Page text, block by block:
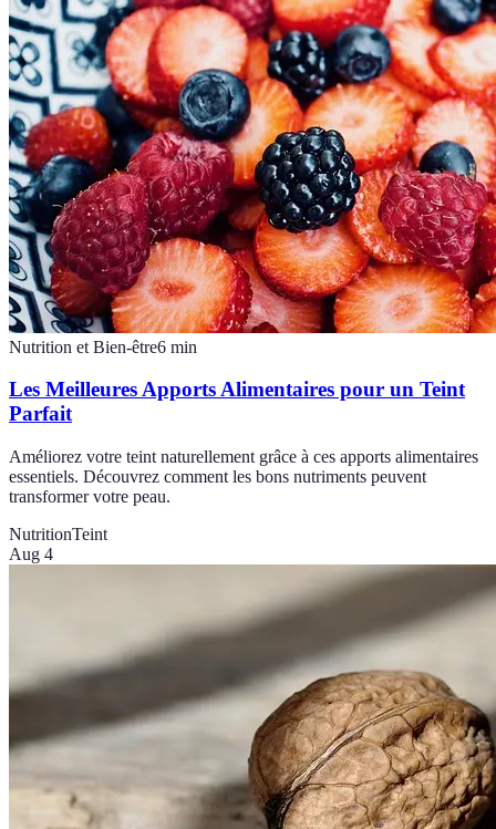
Nutrition et Bien-être6 min
Les Meilleures Apports Alimentaires pour un Teint
Parfait
Améliorez votre teint naturellement grâce à ces apports alimentaires
essentiels. Découvrez comment les bons nutriments peuvent
transformer votre peau.
NutritionTeint
Aug 4